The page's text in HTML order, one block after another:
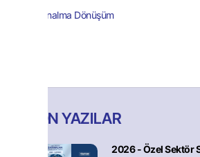
Satınalma Dönüşüm
SON YAZILAR
2026 - Özel Sektör